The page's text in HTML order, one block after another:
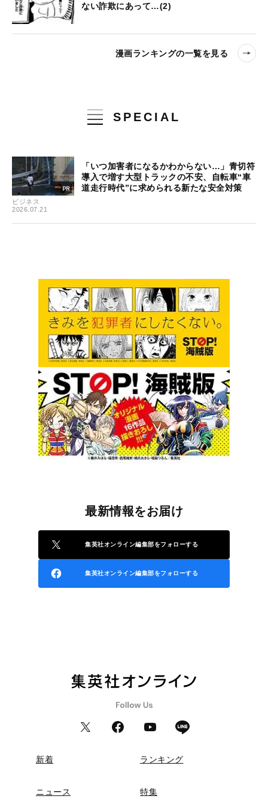
ない詐欺にあって…(2)
漫画ランキングの一覧を見る
SPECIAL
ビジネス
2026.07.21
「いつ加害者になるかわからない…」青切符
導入で増す大型トラックの不安、自転車“車
道走行時代”に求められる新たな安全対策
最新情報をお届け
集英社オンライン編集部をフォローする
集英社オンライン編集部をフォローする
新着 ランキング
ニュース 特集